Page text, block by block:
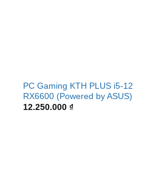
PC Gaming KTH PLUS i5-12
RX6600 (Powered by ASUS)
12.250.000 ₫